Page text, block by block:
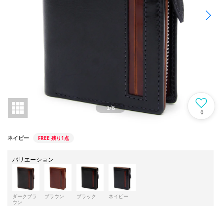
1/8
0
ネイビー FREE 残り1点
バリエーション
ダークブラ
ウン
ブラウン ブラック ネイビー